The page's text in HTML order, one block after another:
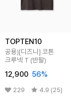
TOPTEN10
공용)[디즈니] 코튼
크루넥 T (반팔)
12,900 56%
229 4.9 (25)